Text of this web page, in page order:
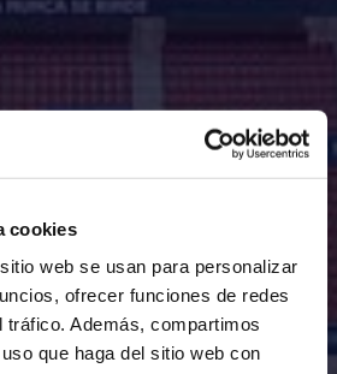
cookies
web se usan para personalizar
ofrecer funciones de redes
Además, compartimos
que haga del sitio web con